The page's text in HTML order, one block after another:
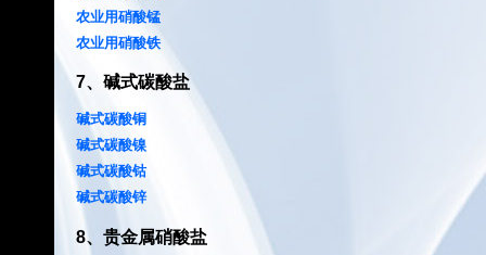
农业用硝酸锰
农业用硝酸铁
7、 碱式碳酸盐
碱式碳酸铜
碱式碳酸镍
碱式碳酸钴
碱式碳酸锌
8、 贵金属硝酸盐